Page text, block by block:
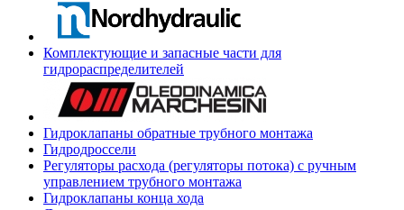
Комплектующие и запасные части для
гидрораспределителей
Гидроклапаны обратные трубного монтажа
Гидродроссели
Регуляторы расхода (регуляторы потока) с ручным
управлением трубного монтажа
Гидроклапаны конца хода